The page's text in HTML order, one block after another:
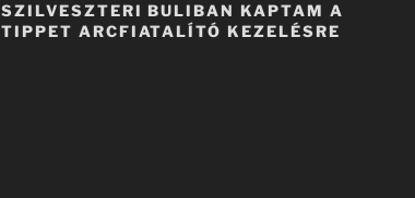
SZILVESZTERI BULIBAN KAPTAM A
TIPPET ARCFIATALÍTÓ KEZELÉSRE